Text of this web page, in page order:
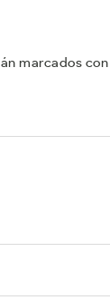
marcados con